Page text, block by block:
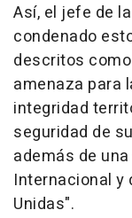
Así, el jefe de
condenado
descritos
amenaza para
integridad
seguridad de
además de
Internacional y
Unidas".